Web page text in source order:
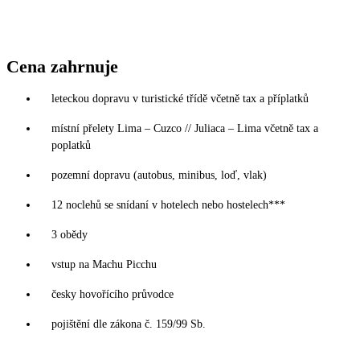
Cena zahrnuje
leteckou dopravu v turistické třídě včetně tax a příplatků
místní přelety Lima – Cuzco // Juliaca – Lima včetně tax a
poplatků
pozemní dopravu (autobus, minibus, loď, vlak)
12 noclehů se snídaní v hotelech nebo hostelech***
3 obědy
vstup na Machu Picchu
česky hovořícího průvodce
pojištění dle zákona č. 159/99 Sb.